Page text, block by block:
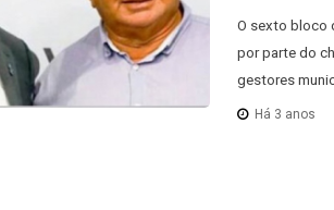
O sexto bloco
por parte do
gestores
Há 3 anos